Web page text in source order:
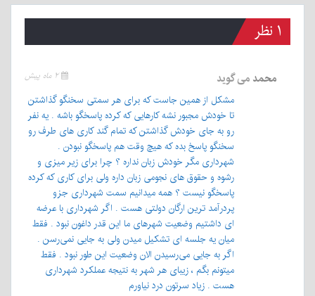
۱ نظر
محمد می گوید ۲ ماه پیش
مشکل از همین جاست که برای هر سمتی سخنگو گذاشتن
تا خودش مجبور نشه کارهایی که کرده پاسخگو باشه . یه نفر
رو به جای خودش گذاشتن که تمام گند کاری های طرف رو
سخنگو پاسخ بده که هیچ وقت هم پاسخگو نبودن .
شهرداری مگر خودش زبان نداره ؟ چرا برای زیر میزی و
رشوه و حقوق های نجومی زبان داره ولی برای کاری که کرده
پاسخگو نیست ؟ همه میدانیم سمت شهرداری جزو
پردرآمد ترین ارگان دولتی هست . اگر شهرداری با عرضه
ای داشتیم وضعیت شهرهای ما این قدر داغون نبود . فقط
میان یه جلسه ای تشکیل میدن ولی به جایی نمی‌رسن .
اگر به جایی می‌رسیدن الان وضعیت این طور نبود . فقط
میتونم بگم ، زیبای هر شهر به نتیجه عملکرد شهرداری
هست . زیاد سرتون درد نیاورم